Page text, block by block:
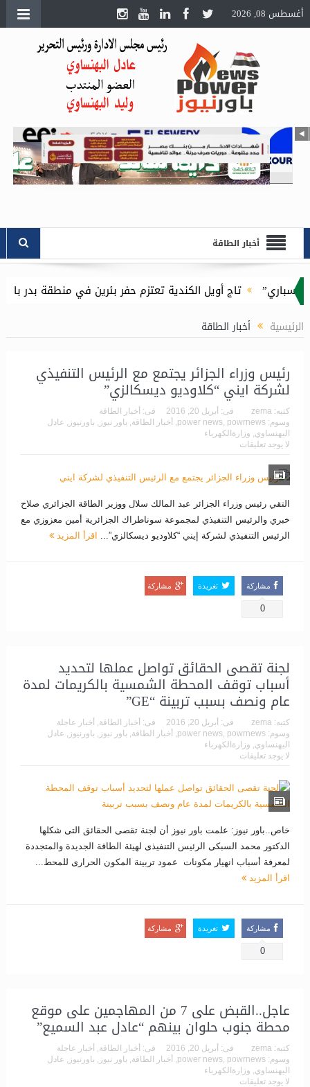
أغسطس 08, 2026
أخبار الطاقة
تاج أويل الكندية تعتزم حفر بئرين في منطقة بدر بالصحراء الغربية
الرئيسية أخبار الطاقة
رئيس وزراء الجزائر يجتمع مع الرئيس التنفيذي
لشركة ايني “كلاوديو ديسكالزي”
كتبه: zema فى: أبريل 20, 2016 فى: أخبار الطاقة
وسوم:
power news powrnews أخبار الطاقة باور نيوز باورنيوز
عادل
اليهنساوي وزارةالكهرباء
لا يوجد تعليقات
التقي رئيس وزراء الجزائر عبد المالك سلال ووزير الطاقة الجزائري صلاح
خبري والرئيس التنفيذي لمجموعة سوناطراك الجزائرية أمين معزوزي مع
الرئيس التنفيذي لشركة إيني “كلاوديو ديسكالزي”...
اقرأ المزيد
مشاركة
0
تغريدة مشاركة
لجنة تقصى الحقائق تواصل عملها لتحديد
أسباب توقف المحطة الشمسية بالكريمات لمدة
عام ونصف بسبب تربينة “GE”
كتبه: zema فى: أبريل 20, 2016 فى: أخبار الطاقة, أخبار عاجلة
وسوم:
power news, powrnews
, أخبار الطاقة, باور نيوز , باورنيوز , عادل
اليهنساوي, وزارةالكهرباء
لا يوجد تعليقات
خاص..باور نيوز: علمت باور نيوز أن لجنة تقصى الحقائق التى شكلها
الدكتور محمد السبكى الرئيس التنفيذى لهيئة الطاقة الجديدة والمتجددة
لمعرفة أسباب انهيار مكونات عمود تربينة المكون الحرارى للمحط...
اقرأ المزيد
مشاركة
0
تغريدة مشاركة
عاجل..القبض على 7 من المهاجمين على موقع
محطة جنوب حلوان بينهم “عادل عبد السميع”
كتبه: zema فى: أبريل 20, 2016 فى: أخبار الطاقة, أخبار عاجلة
وسوم:
power news, powrnews
, أخبار الطاقة, باور نيوز , باورنيوز , عادل
اليهنساوي, وزارةالكهرباء
لا يوجد تعليقات